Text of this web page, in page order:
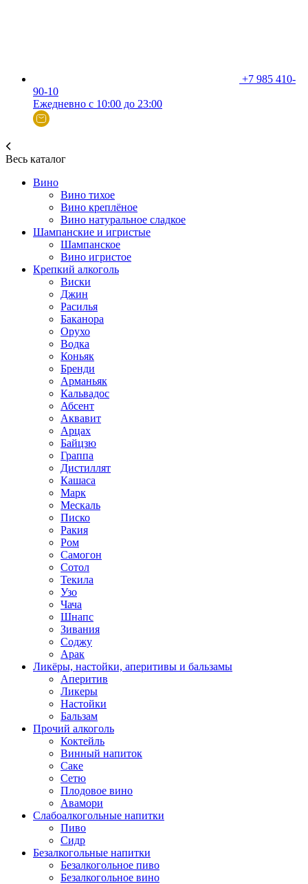
+7 985 410-
90-10
Ежедневно с 10:00 до 23:00
Весь каталог
Вино
Вино тихое
Вино креплёное
Вино натуральное сладкое
Шампанские и игристые
Шампанское
Вино игристое
Крепкий алкоголь
Виски
Джин
Расилья
Баканора
Орухо
Водка
Коньяк
Бренди
Арманьяк
Кальвадос
Абсент
Аквавит
Арцах
Байцзю
Граппа
Дистиллят
Кашаса
Марк
Мескаль
Писко
Ракия
Ром
Самогон
Сотол
Текила
Узо
Чача
Шнапс
Зивания
Соджу
Арак
Ликёры, настойки, аперитивы и бальзамы
Аперитив
Ликеры
Настойки
Бальзам
Прочий алкоголь
Коктейль
Винный напиток
Саке
Сетю
Плодовое вино
Авамори
Слабоалкогольные напитки
Пиво
Сидр
Безалкогольные напитки
Безалкогольное пиво
Безалкогольное вино